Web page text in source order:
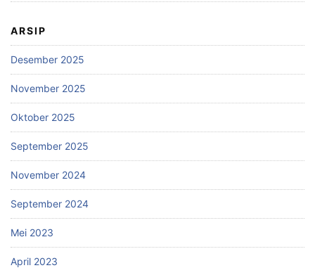
ARSIP
Desember 2025
November 2025
Oktober 2025
September 2025
November 2024
September 2024
Mei 2023
April 2023